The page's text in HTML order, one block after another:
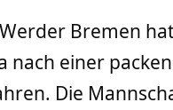
Bremen
nach einer
Die